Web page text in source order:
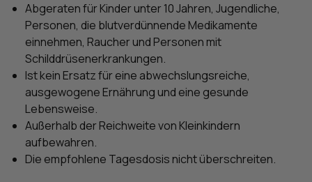
Abgeraten für Kinder unter 10 Jahren, Jugendliche,
Personen, die blutverdünnende Medikamente
einnehmen, Raucher und Personen mit
Schilddrüsenerkrankungen.
Ist kein Ersatz für eine abwechslungsreiche,
ausgewogene Ernährung und eine gesunde
Lebensweise.
Außerhalb der Reichweite von Kleinkindern
aufbewahren.
Die empfohlene Tagesdosis nicht überschreiten.